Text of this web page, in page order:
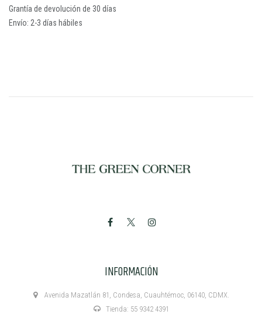
Grantía de devolución de 30 días
Envío: 2-3 días hábiles
INFORMACIÓN
Avenida Mazatlán 81, Condesa, Cuauhtémoc, 06140, CDMX.
Tienda: 55 9342 4391